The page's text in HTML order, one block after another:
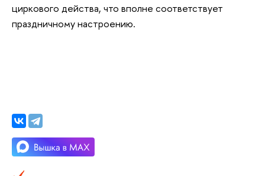
циркового действа, что вполне соответствует
праздничному настроению.